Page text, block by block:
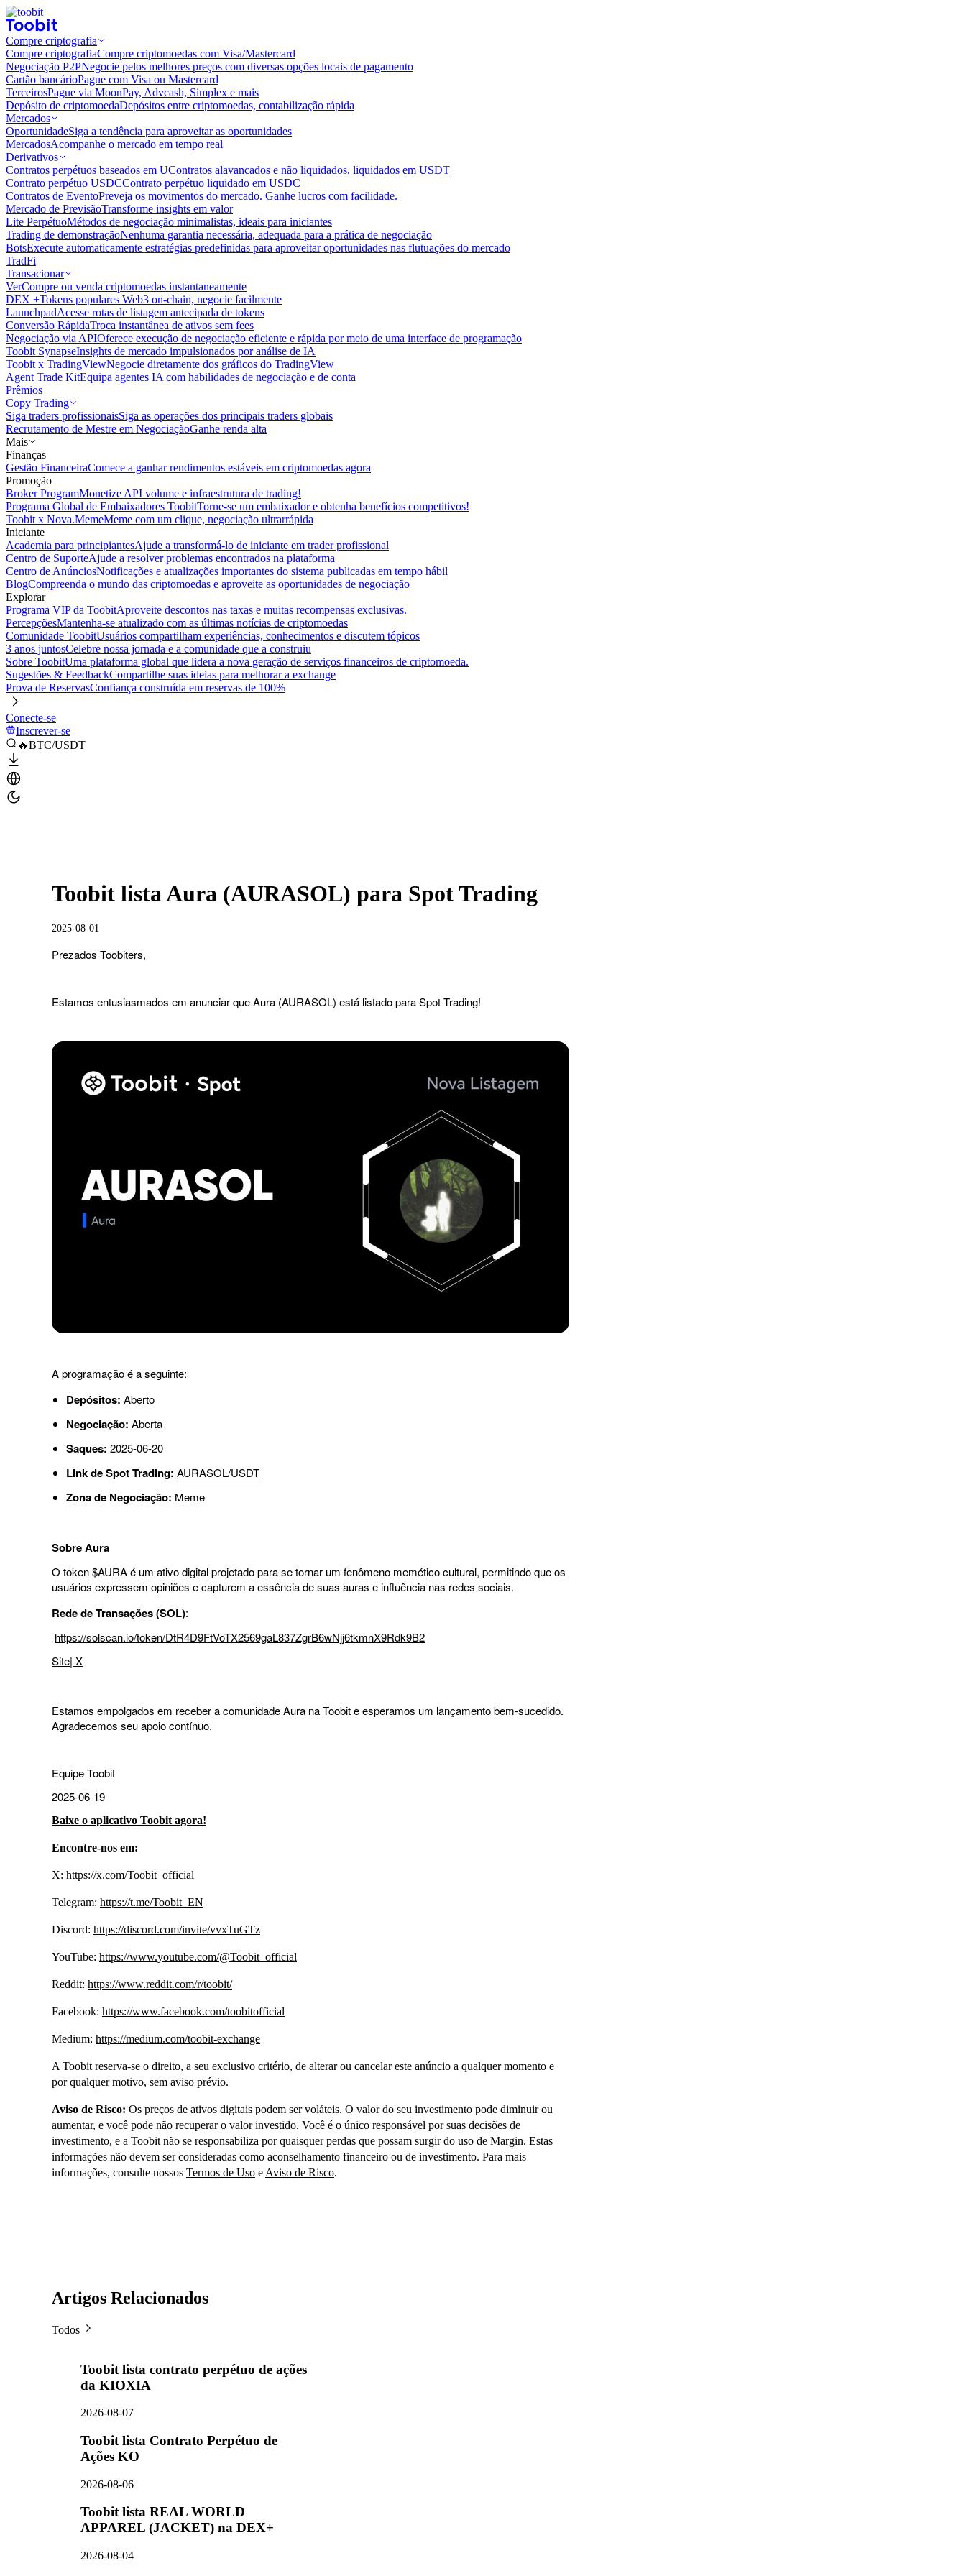
Compre criptografia
Compre criptografiaCompre criptomoedas com Visa/Mastercard
Negociação P2PNegocie pelos melhores preços com diversas opções locais de pagamento
Cartão bancárioPague com Visa ou Mastercard
TerceirosPague via MoonPay, Advcash, Simplex e mais
Depósito de criptomoedaDepósitos entre criptomoedas, contabilização rápida
Mercados
OportunidadeSiga a tendência para aproveitar as oportunidades
MercadosAcompanhe o mercado em tempo real
Derivativos
Contratos perpétuos baseados em UContratos alavancados e não liquidados, liquidados em USDT
Contrato perpétuo USDCContrato perpétuo liquidado em USDC
Contratos de EventoPreveja os movimentos do mercado. Ganhe lucros com facilidade.
Mercado de PrevisãoTransforme insights em valor
Lite PerpétuoMétodos de negociação minimalistas, ideais para iniciantes
Trading de demonstraçãoNenhuma garantia necessária, adequada para a prática de negociação
BotsExecute automaticamente estratégias predefinidas para aproveitar oportunidades nas flutuações do mercado
TradFi
Transacionar
VerCompre ou venda criptomoedas instantaneamente
DEX +Tokens populares Web3 on-chain, negocie facilmente
LaunchpadAcesse rotas de listagem antecipada de tokens
Conversão RápidaTroca instantânea de ativos sem fees
Negociação via APIOferece execução de negociação eficiente e rápida por meio de uma interface de programação
Toobit SynapseInsights de mercado impulsionados por análise de IA
Toobit x TradingViewNegocie diretamente dos gráficos do TradingView
Agent Trade KitEquipa agentes IA com habilidades de negociação e de conta
Prêmios
Copy Trading
Siga traders profissionaisSiga as operações dos principais traders globais
Recrutamento de Mestre em NegociaçãoGanhe renda alta
Mais
Finanças
Gestão FinanceiraComece a ganhar rendimentos estáveis em criptomoedas agora
Promoção
Broker ProgramMonetize API volume e infraestrutura de trading!
Programa Global de Embaixadores ToobitTorne-se um embaixador e obtenha benefícios competitivos!
Toobit x Nova.MemeMeme com um clique, negociação ultrarrápida
Iniciante
Academia para principiantesAjude a transformá-lo de iniciante em trader profissional
Centro de SuporteAjude a resolver problemas encontrados na plataforma
Centro de AnúnciosNotificações e atualizações importantes do sistema publicadas em tempo hábil
BlogCompreenda o mundo das criptomoedas e aproveite as oportunidades de negociação
Explorar
Programa VIP da ToobitAproveite descontos nas taxas e muitas recompensas exclusivas.
PercepçõesMantenha-se atualizado com as últimas notícias de criptomoedas
Comunidade ToobitUsuários compartilham experiências, conhecimentos e discutem tópicos
3 anos juntosCelebre nossa jornada e a comunidade que a construiu
Sobre ToobitUma plataforma global que lidera a nova geração de serviços financeiros de criptomoeda.
Sugestões & FeedbackCompartilhe suas ideias para melhorar a exchange
Prova de ReservasConfiança construída em reservas de 100%
Conecte-se
Inscrever-se
🔥BTC/USDT
Toobit lista Aura (AURASOL) para Spot Trading
2025-08-01
Prezados Toobiters,
Estamos entusiasmados em anunciar que Aura (AURASOL) está listado para Spot Trading!
A programação é a seguinte:
Depósitos: Aberto
Negociação: Aberta
Saques: 2025-06-20
Link de Spot Trading: AURASOL/USDT
Zona de Negociação: Meme
Sobre Aura
O token $AURA é um ativo digital projetado para se tornar um fenômeno memético cultural, permitindo que os
usuários expressem opiniões e capturem a essência de suas auras e influência nas redes sociais.
Rede de Transações (SOL):
https://solscan.io/token/DtR4D9FtVoTX2569gaL837ZgrB6wNjj6tkmnX9Rdk9B2
Site| X
Estamos empolgados em receber a comunidade Aura na Toobit e esperamos um lançamento bem-sucedido.
Agradecemos seu apoio contínuo.
Equipe Toobit
2025-06-19
Baixe o aplicativo Toobit agora!
Encontre-nos em:
X: https://x.com/Toobit_official
Telegram: https://t.me/Toobit_EN
Discord: https://discord.com/invite/vvxTuGTz
YouTube: https://www.youtube.com/@Toobit_official
Reddit: https://www.reddit.com/r/toobit/
Facebook: https://www.facebook.com/toobitofficial
Medium: https://medium.com/toobit-exchange
A Toobit reserva-se o direito, a seu exclusivo critério, de alterar ou cancelar este anúncio a qualquer momento e
por qualquer motivo, sem aviso prévio.
Aviso de Risco: Os preços de ativos digitais podem ser voláteis. O valor do seu investimento pode diminuir ou
aumentar, e você pode não recuperar o valor investido. Você é o único responsável por suas decisões de
investimento, e a Toobit não se responsabiliza por quaisquer perdas que possam surgir do uso de Margin. Estas
informações não devem ser consideradas como aconselhamento financeiro ou de investimento. Para mais
informações, consulte nossos Termos de Uso e Aviso de Risco.
Artigos Relacionados
Todos
Toobit lista contrato perpétuo de ações
da KIOXIA
2026-08-07
Toobit lista Contrato Perpétuo de
Ações KO
2026-08-06
Toobit lista REAL WORLD
APPAREL (JACKET) na DEX+
2026-08-04